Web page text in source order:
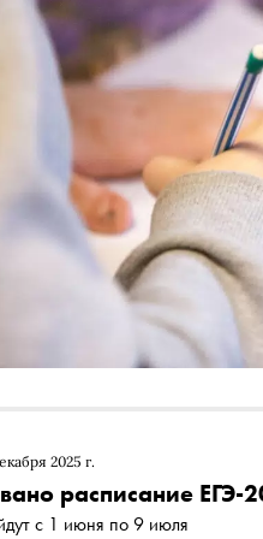
2025 г.
расписание ЕГЭ-
с 1 июня по 9 июля